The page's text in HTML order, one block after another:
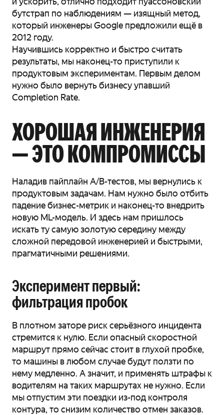
бутстрап по наблюдениям — изящный метод,
который инженеры Google предложили ещё в
2012 году.
Научившись корректно и быстро считать
результаты, мы наконец-то приступили к
продуктовым экспериментам. Первым делом
нужно было вернуть бизнесу упавший
Completion Rate.
ХОРОШАЯ ИНЖЕНЕРИЯ
— ЭТО КОМПРОМИССЫ
Наладив пайплайн A/B-тестов, мы вернулись к
продуктовым задачам. Нам нужно было отбить
падение бизнес-метрик и наконец-то внедрить
новую ML-модель. И здесь нам пришлось
искать ту самую золотую середину между
сложной передовой инженерией и быстрыми,
прагматичными решениями.
Эксперимент первый:
фильтрация пробок
В плотном заторе риск серьёзного инцидента
стремится к нулю. Если опасный скоростной
маршрут прямо сейчас стоит в глухой пробке,
то машины в любом случае будут ползти по
нему медленно. А значит, и применять штрафы к
водителям на таких маршрутах не нужно. Если
мы отпустим эти поездки из-под контроля
контура, то снизим количество отмен заказов.